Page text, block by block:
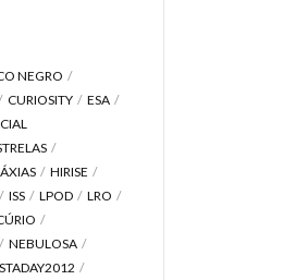
NEGRO
CURIOSITY
ESA
HIRISE
ISS LPOD
LRO
NEBULOSA